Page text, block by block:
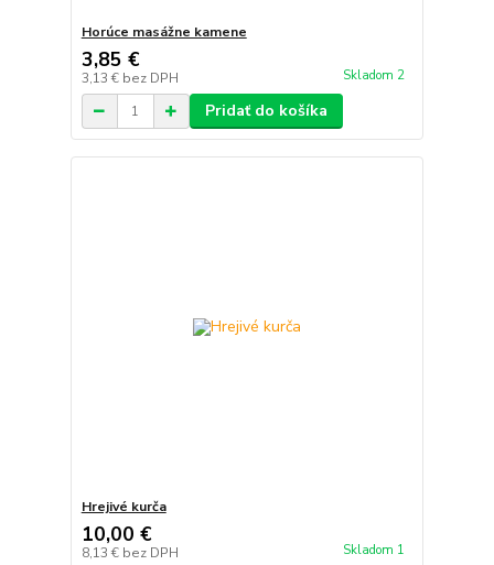
Horúce masážne kamene
3,85 €
3,13 € bez DPH Skladom 2
Pridať do košíka
Hrejivé kurča
10,00 €
8,13 € bez DPH Skladom 1